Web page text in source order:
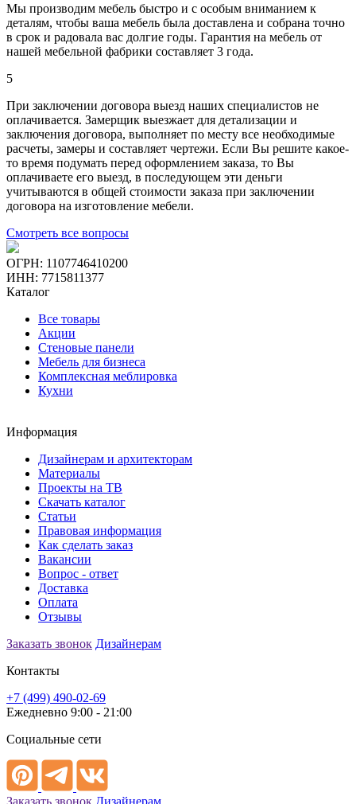
Мы производим мебель быстро и с особым вниманием к
деталям, чтобы ваша мебель была доставлена и собрана точно
в срок и радовала вас долгие годы. Гарантия на мебель от
нашей мебельной фабрики составляет 3 года.
5
При заключении договора выезд наших специалистов не
оплачивается. Замерщик выезжает для детализации и
заключения договора, выполняет по месту все необходимые
расчеты, замеры и составляет чертежи. Если Вы решите какое-
то время подумать перед оформлением заказа, то Вы
оплачиваете его выезд, в последующем эти деньги
учитываются в общей стоимости заказа при заключении
договора на изготовление мебели.
Смотреть все вопросы
ОГРН: 1107746410200
ИНН: 7715811377
Каталог
Все товары
Акции
Стеновые панели
Мебель для бизнеса
Комплексная меблировка
Кухни
Информация
Дизайнерам и архитекторам
Материалы
Проекты на ТВ
Скачать каталог
Статьи
Правовая информация
Как сделать заказ
Вакансии
Вопрос - ответ
Доставка
Оплата
Отзывы
Заказать звонок Дизайнерам
Контакты
+7 (499) 490-02-69
Ежедневно 9:00 - 21:00
Социальные сети